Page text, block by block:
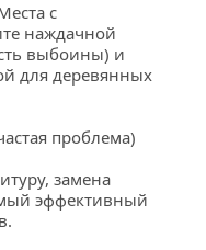
наждачной
выбоины) и
для деревянных
проблема)
замена
эффективный